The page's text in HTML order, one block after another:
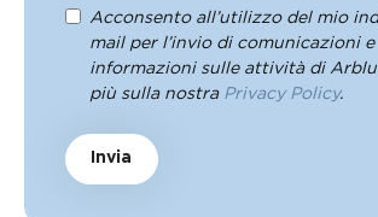
Acconsento all’utilizzo del mio
mail per l’invio di comunicazioni e
informazioni sulle attività di
più sulla nostra Privacy Policy.
Invia